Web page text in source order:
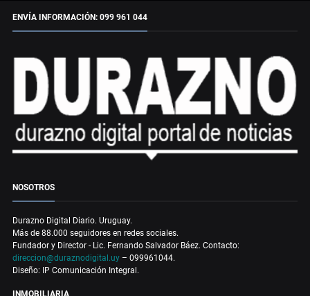
ENVÍA INFORMACIÓN: 099 961 044
NOSOTROS
Durazno Digital Diario. Uruguay.
Más de 88.000 seguidores en redes sociales.
Fundador y Director - Lic. Fernando Salvador Báez. Contacto:
direccion@duraznodigital.uy – 099961044.
Diseño: IP Comunicación Integral.